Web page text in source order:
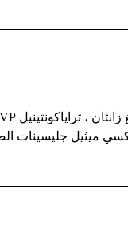
ميثيل جليسينات